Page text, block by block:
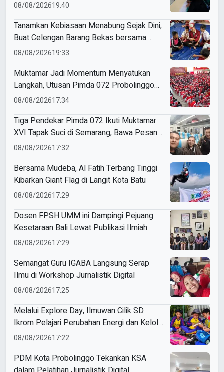
08/08/202619:40
Tanamkan Kebiasaan Menabung Sejak Dini,
Buat Celengan Barang Bekas bersama
Mahasiswa KKN Umsida
08/08/202619:33
Muktamar Jadi Momentum Menyatukan
Langkah, Utusan Pimda 072 Probolinggo
Bawa Harapan untuk Tapak Suci
08/08/202617:34
Tiga Pendekar Pimda 072 Ikuti Muktamar
XVI Tapak Suci di Semarang, Bawa Pesan
Penguatan Kaderisasi
08/08/202617:32
Bersama Mudeba, Al Fatih Terbang Tinggi
Kibarkan Giant Flag di Langit Kota Batu
08/08/202617:29
Dosen FPSH UMM ini Dampingi Pejuang
Kesetaraan Bali Lewat Publikasi Ilmiah
08/08/202617:29
Semangat Guru IGABA Langsung Serap
Ilmu di Workshop Jurnalistik Digital
08/08/202617:25
Melalui Explore Day, Ilmuwan Cilik SD
Ikrom Pelajari Perubahan Energi dan Kelola
Sampah demi Bumi
08/08/202617:22
PDM Kota Probolinggo Tekankan KSA